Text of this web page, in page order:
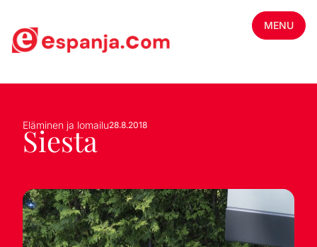
MENU
Eläminen ja lomailu28.8.2018
Siesta